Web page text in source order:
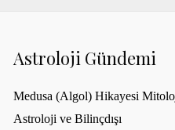
Astroloji Gündemi
Medusa (Algol) Hikayesi
Astroloji ve Bilinçdışı